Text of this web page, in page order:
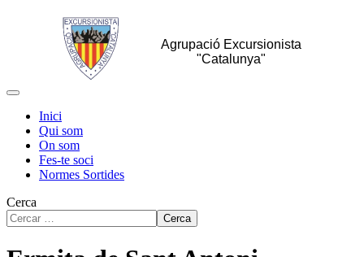
Agrupació Excursionista
"Catalunya"
Inici
Qui som
On som
Fes-te soci
Normes Sortides
Cerca
Cerca